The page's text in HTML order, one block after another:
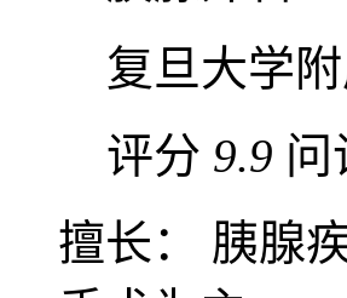
复旦大学
评分 9.9 问
擅长： 胰腺